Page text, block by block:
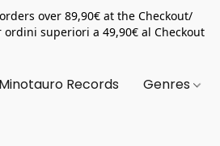
over 89,90€ at the Checkout/
superiori a 49,90€ al Checkout
Minotauro Records Genres